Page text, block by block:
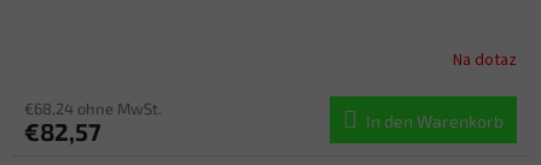
Na dotaz
€68,24 ohne MwSt.
€82,57 In den Warenkorb